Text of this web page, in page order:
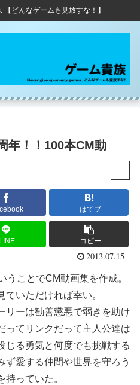
どんなゲームも見放すな！】
年！！100本CM動
はてブ
LINE コピー
2013.07.15
ことでCM動画集を作成。
いただければ幸い。
ーは勧善懲悪で弱きを助け
ってリンクだって主人公達は
じる勇気と何度でも挑戦する
ず愛する仲間や世界を守ろう
持っていた。